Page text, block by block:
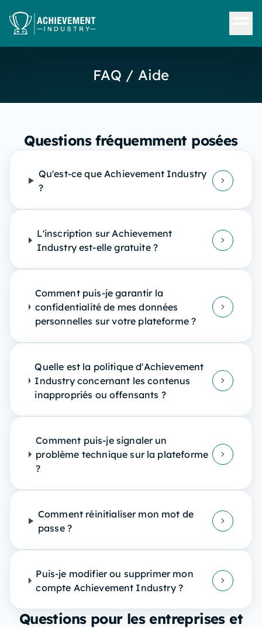
FAQ / Aide
Questions fréquemment posées
Qu'est-ce que Achievement Industry
?
L'inscription sur Achievement
Industry est-elle gratuite ?
Comment puis-je garantir la
confidentialité de mes données
personnelles sur votre plateforme ?
Quelle est la politique d'Achievement
Industry concernant les contenus
inappropriés ou offensants ?
Comment puis-je signaler un
problème technique sur la plateforme
?
Comment réinitialiser mon mot de
passe ?
Puis-je modifier ou supprimer mon
compte Achievement Industry ?
Questions pour les entreprises et